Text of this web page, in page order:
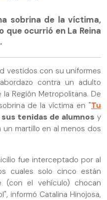
sobrina de la víctima,
que ocurrió en La Reina
vestidos con su uniformes
contra un adulto
Región Metropolitana. De
de la víctima en "Tu
tenidas de alumnos y
martillo en al menos dos
fue interceptado por al
cuales solo cinco están
(con el vehículo) chocan
informó Catalina Hinojosa,